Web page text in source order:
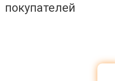
покупателей